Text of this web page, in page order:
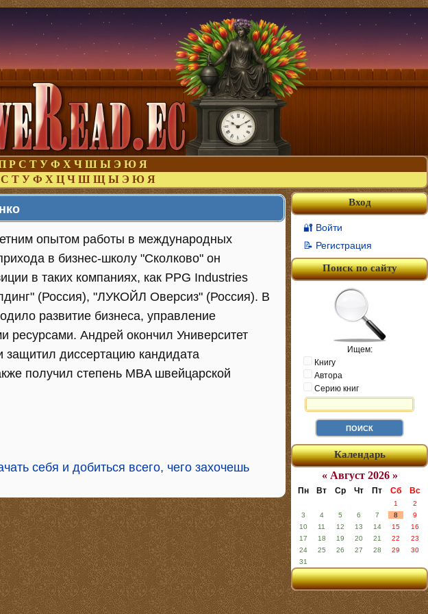
Р С Т У Ф Х Ч Ш Ы Э Ю Я
С Т У Ф Х Ц Ч Ш Щ Ы Э Ю Я
опытом работы в международных
в бизнес-школу "Сколково" он
в таких компаниях, как PPG Industries
(Россия), "ЛУКОЙЛ Оверсиз" (Россия). В
развитие бизнеса, управление
ресурсами. Андрей окончил Университет
защитил диссертацию кандидата
получил степень MBA швейцарской
себя и добиться всего, чего захочешь
Вход
🔐 Войти
📝 Регистрация
Поиск по сайту
Ищем:
Книгу
Автора
Серию книг
Календарь
« Август 2026 »
Пн Вт Ср Чт Пт Сб Вс
1
2
3
4 5 6 7 8
9
10
11 12 13 14 15
16
17
18 19 20 21 22
23
24
25 26 27 28 29
30
31